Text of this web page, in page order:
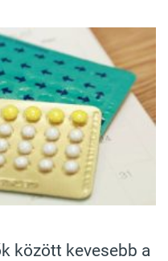
között kevesebb a